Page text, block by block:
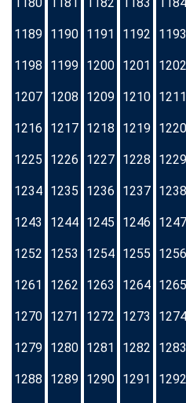
1189 1190 1191 1192 1193
1198 1199 1200 1201 1202
1207 1208 1209 1210 1211
1216 1217 1218 1219 1220
1225 1226 1227 1228 1229
1234 1235 1236 1237 1238
1243 1244 1245 1246 1247
1252 1253 1254 1255 1256
1261 1262 1263 1264 1265
1270 1271 1272 1273 1274
1279 1280 1281 1282 1283
1288 1289 1290 1291 1292